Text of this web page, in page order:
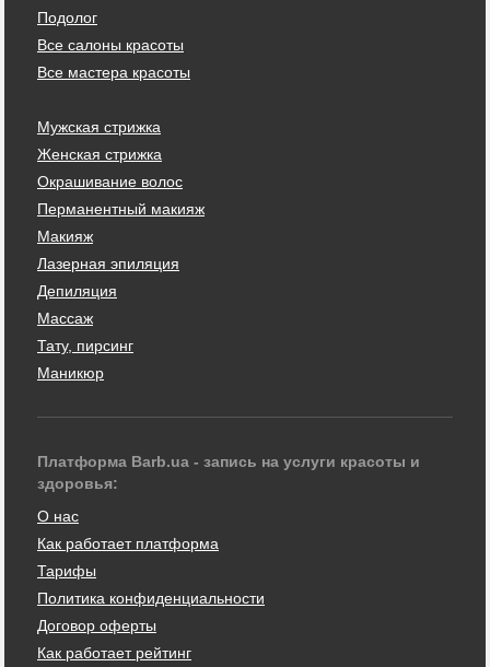
Подолог
Все салоны красоты
Все мастера красоты
Мужская стрижка
Женская стрижка
Окрашивание волос
Перманентный макияж
Макияж
Лазерная эпиляция
Депиляция
Массаж
Тату, пирсинг
Маникюр
Платформа Barb.ua - запись на услуги красоты и
здоровья:
О нас
Как работает платформа
Тарифы
Политика конфиденциальности
Договор оферты
Как работает рейтинг